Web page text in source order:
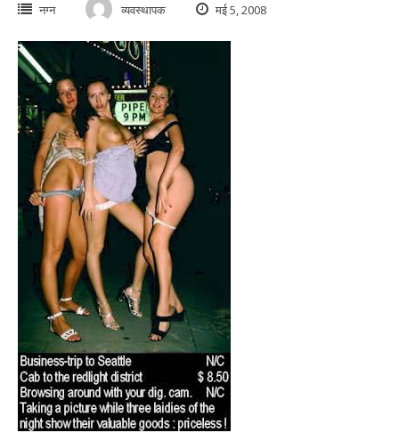
नग्न व्यवस्थापक मई 5, 2008